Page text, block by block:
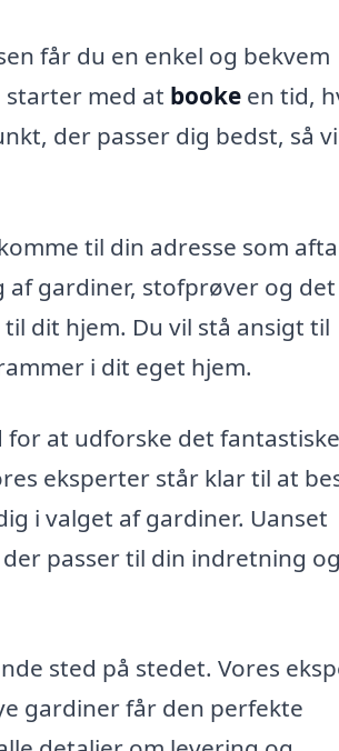
får du en enkel og bekvem
med at booke en tid,
der passer dig bedst, så
til din adresse som
gardiner, stofprøver og det
dit hjem. Du vil stå ansigt til
i dit eget hjem.
for at udforske det fantastiske
eksperter står klar til at
i valget af gardiner. Uanset
passer til din indretning
sted på stedet. Vores
gardiner får den perfekte